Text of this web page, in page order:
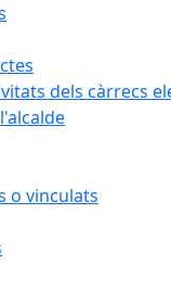
dels càrrecs
o vinculats